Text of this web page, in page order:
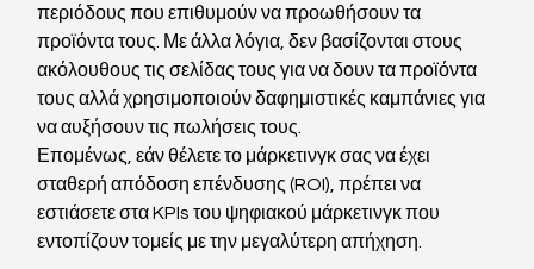
περιόδους που επιθυμούν να προωθήσουν τα
προϊόντα τους. Με άλλα λόγια, δεν βασίζονται στους
ακόλουθους τις σελίδας τους για να δουν τα προϊόντα
τους αλλά χρησιμοποιούν δαφημιστικές καμπάνιες για
να αυξήσουν τις πωλήσεις τους.
Επομένως, εάν θέλετε το μάρκετινγκ σας να έχει
σταθερή απόδοση επένδυσης (ROI), πρέπει να
εστιάσετε στα KPIs του ψηφιακού μάρκετινγκ που
εντοπίζουν τομείς με την μεγαλύτερη απήχηση.